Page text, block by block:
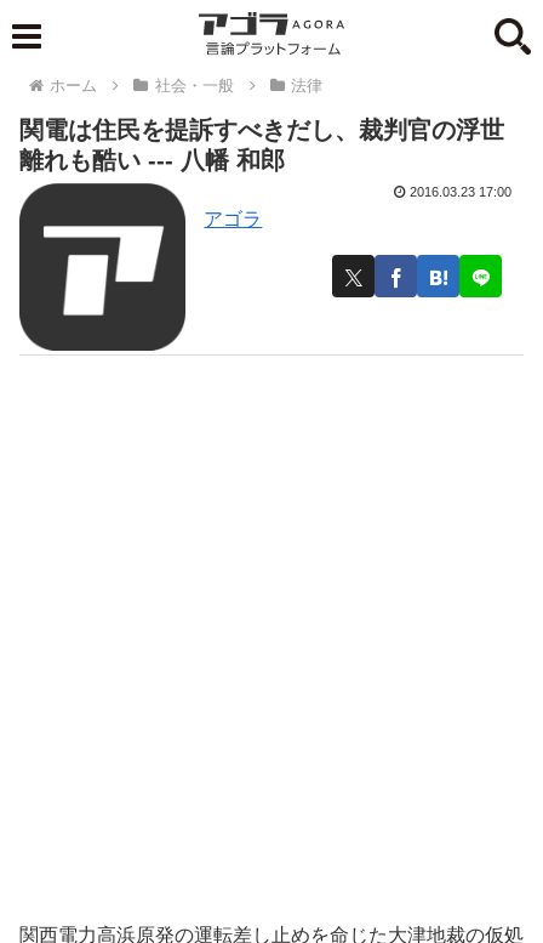
ホーム 社会・一般 法律
関電は住民を提訴すべきだし、裁判官の浮世
離れも酷い --- 八幡 和郎
アゴラ
2016.03.23 17:00
関西電力高浜原発の運転差し止めを命じた大津地裁の仮処